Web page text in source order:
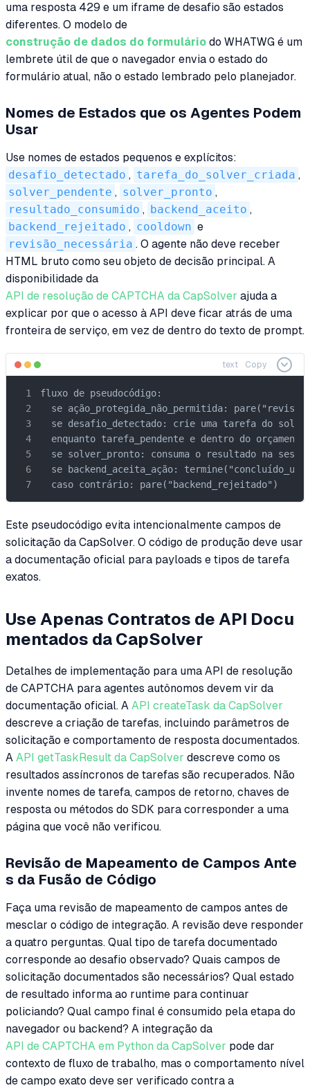
uma resposta 429 e um iframe de desafio são estados
diferentes. O modelo de
construção de dados do formulário do WHATWG é um
lembrete útil de que o navegador envia o estado do
formulário atual, não o estado lembrado pelo planejador.
Nomes de Estados que os Agentes Podem
Usar
Use nomes de estados pequenos e explícitos:
desafio_detectado , tarefa_do_solver_criada ,
solver_pendente , solver_pronto ,
resultado_consumido , backend_aceito ,
backend_rejeitado , cooldown e
revisão_necessária . O agente não deve receber
HTML bruto como seu objeto de decisão principal. A
disponibilidade da
API de resolução de CAPTCHA da CapSolver ajuda a
explicar por que o acesso à API deve ficar atrás de uma
fronteira de serviço, em vez de dentro do texto de prompt.
text Copy
fluxo de pseudocódigo:
se ação_protegida_não_permitida:
se desafio_detectado: crie uma tarefa do
enquanto tarefa_pendente e dentro do
se solver_pronto: consuma o resultado na
se backend_aceita_ação:
  caso contrário: pare("backend_rejeitado")
Este pseudocódigo evita intencionalmente campos de
solicitação da CapSolver. O código de produção deve usar
a documentação oficial para payloads e tipos de tarefa
exatos.
Use Apenas Contratos de API Docu
mentados da CapSolver
Detalhes de implementação para uma API de resolução
de CAPTCHA para agentes autônomos devem vir da
documentação oficial. A API createTask da CapSolver
descreve a criação de tarefas, incluindo parâmetros de
solicitação e comportamento de resposta documentados.
A API getTaskResult da CapSolver descreve como os
resultados assíncronos de tarefas são recuperados. Não
invente nomes de tarefa, campos de retorno, chaves de
resposta ou métodos do SDK para corresponder a uma
página que você não verificou.
Revisão de Mapeamento de Campos Ante
s da Fusão de Código
Faça uma revisão de mapeamento de campos antes de
mesclar o código de integração. A revisão deve responder
a quatro perguntas. Qual tipo de tarefa documentado
corresponde ao desafio observado? Quais campos de
solicitação documentados são necessários? Qual estado
de resultado informa ao runtime para continuar
policiando? Qual campo final é consumido pela etapa do
navegador ou backend? A integração da
API de CAPTCHA em Python da CapSolver pode dar
contexto de fluxo de trabalho, mas o comportamento nível
de campo exato deve ser verificado contra a